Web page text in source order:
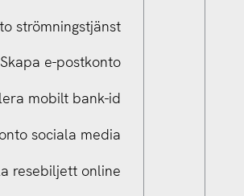
på internetbank
resebiljett online
sociala media
mobilt bank-id
Skapa e-postkonto
strömningstjänst